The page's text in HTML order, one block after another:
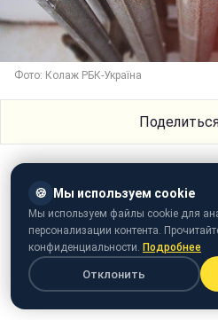
Фото: Колаж РБК-Україна
🍪 Мы используем cookie
Мы используем файлы cookie для
персонализации контента.
конфиденциальности. Подробнее
Отклонить